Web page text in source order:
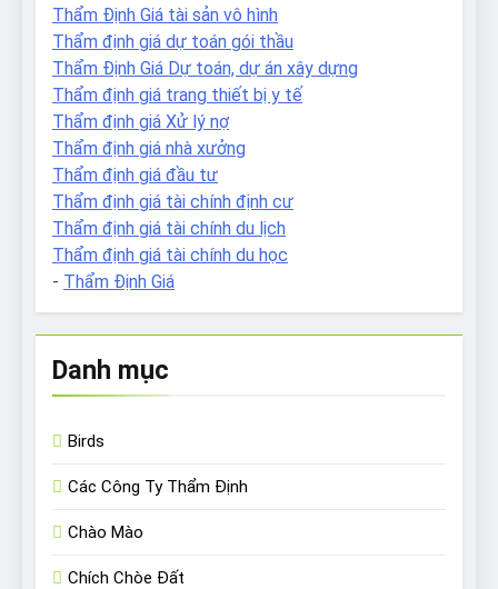
Thẩm Định Giá tài sản vô hình
Thẩm định giá dự toán gói thầu
Thẩm Định Giá Dự toán, dự án xây dựng
Thẩm định giá trang thiết bị y tế
Thẩm định giá Xử lý nợ
Thẩm định giá nhà xưởng
Thẩm định giá đầu tư
Thẩm định giá tài chính định cư
Thẩm định giá tài chính du lịch
Thẩm định giá tài chính du học
- Thẩm Định Giá
Danh mục
Birds
Các Công Ty Thẩm Định
Chào Mào
Chích Chòe Đất